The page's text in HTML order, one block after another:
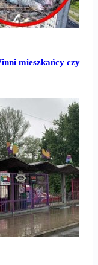
mieszkańcy czy